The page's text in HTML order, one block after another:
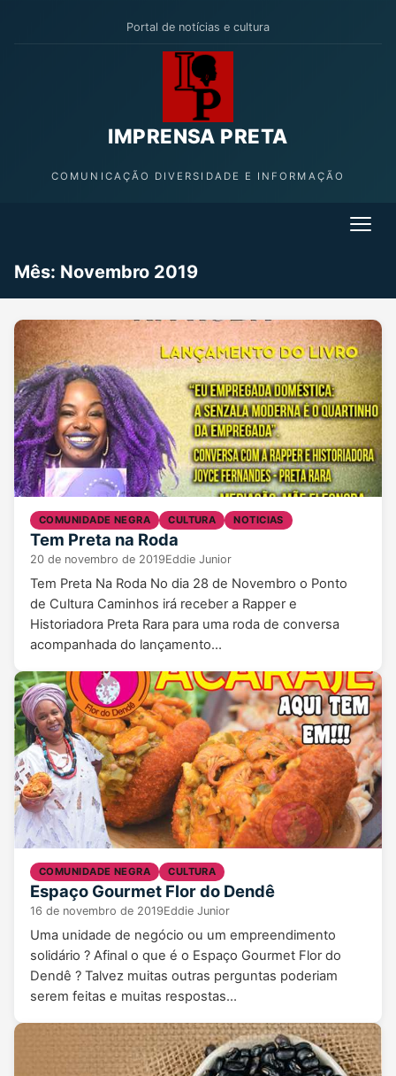
Portal de notícias e cultura
IMPRENSA PRETA
COMUNICAÇÃO DIVERSIDADE E INFORMAÇÃO
Mês: Novembro 2019
COMUNIDADE NEGRA CULTURA NOTICIAS
Tem Preta na Roda
20 de novembro de 2019Eddie Junior
Tem Preta Na Roda No dia 28 de Novembro o Ponto
de Cultura Caminhos irá receber a Rapper e
Historiadora Preta Rara para uma roda de conversa
acompanhada do lançamento…
COMUNIDADE NEGRA CULTURA
Espaço Gourmet Flor do Dendê
16 de novembro de 2019Eddie Junior
Uma unidade de negócio ou um empreendimento
solidário ? Afinal o que é o Espaço Gourmet Flor do
Dendê ? Talvez muitas outras perguntas poderiam
serem feitas e muitas respostas…